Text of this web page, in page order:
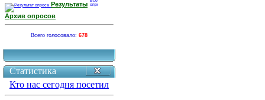
Результаты
Архив опросов
Всего голосовало: 678
Статистика
Кто нас сегодня посетил